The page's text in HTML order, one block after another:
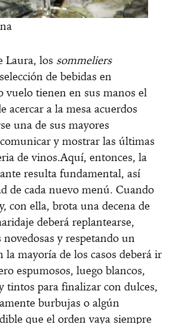
Laura, los sommeliers
de bebidas en
vuelo tienen en sus manos el
acercar a la mesa acuerdos
una de sus mayores
y mostrar las últimas
de vinos.Aquí, entonces, la
resulta fundamental, así
de cada nuevo menú. Cuando
con ella, brota una decena de
deberá replantearse,
y respetando un
la mayoría de los casos deberá ir
espumosos, luego blancos,
tintos para finalizar con dulces,
burbujas o algún
que el orden vaya siempre